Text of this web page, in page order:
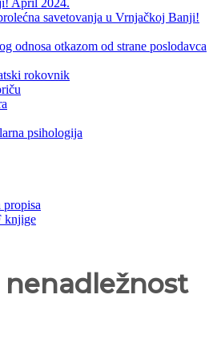
savetovanja u Vrnjačkoj Banji!
odnosa otkazom od strane poslodavca
rokovnik
psihologija
propisa
knjige